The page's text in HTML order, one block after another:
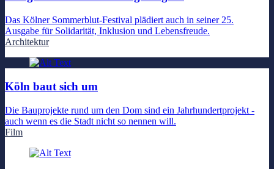
Das Kölner Sommerblut-Festival plädiert auch in seiner 25.
Ausgabe für Solidarität, Inklusion und Lebensfreude.
Architektur
Köln baut sich um
Die Bauprojekte rund um den Dom sind ein Jahrhundertprojekt -
auch wenn es die Stadt nicht so nennen will.
Film